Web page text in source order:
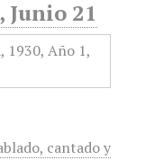
Junio 21
cantado y